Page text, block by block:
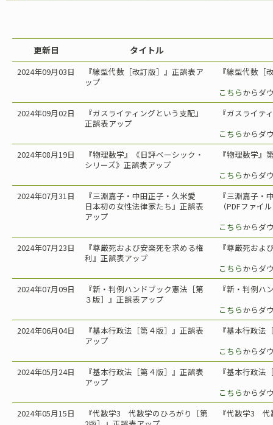
更新日 タイトル
2024年09月03日
『線型代数［改訂版］』正誤表ア
ップ
『線型代数［
こちらからダ
2024年09月02日
『ガスライティングという支配』
正誤表アップ
『ガスライテ
こちらからダ
2024年08月19日
『物理数学』《日評ベーシック・
シリーズ》正誤表アップ
『物理数学』
こちらからダ
2024年07月31日
『三淵嘉子・中田正子・久米愛
日本初の女性法律家たち』正誤表
アップ
『三淵嘉子
（PDFファイ
こちらからダ
2024年07月23日
『尊厳死および安楽死を求める権
利』正誤表アップ
『尊厳死およ
こちらからダ
2024年07月09日
『新・判例ハンドブック憲法［第
３版］』正誤表アップ
『新・判例ハ
こちらからダ
2024年06月04日
『基本行政法［第４版］』正誤表
アップ
『基本行政法
こちらからダ
2024年05月24日
『基本行政法［第４版］』正誤表
アップ
『基本行政法
こちらからダ
2024年05月15日
『代数学3 代数学のひろがり［第
『代数学3 代